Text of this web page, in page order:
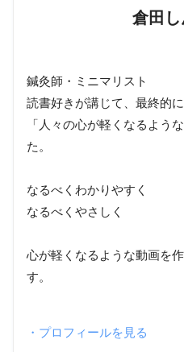
倉田
鍼灸師・ミニマリスト
読書好きが講じて、最終的
「人々の心が軽くなるよう
た。
なるべくわかりやすく
なるべくやさしく
心が軽くなるような動画を
す。
・プロフィールを見る